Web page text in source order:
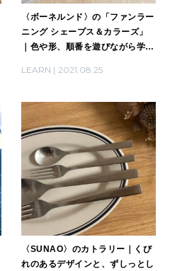
〈ボーネルンド〉の「ファンラー
ニング シェープス＆カラーズ」
｜色や形、順番を遊びながら学べ
LEARN 2021.08.25
〈SUNAO〉のカトラリー｜くび
れのあるデザインと、ずしっとし